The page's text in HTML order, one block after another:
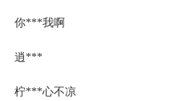
你***我啊
逍***
柠***心不凉